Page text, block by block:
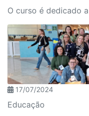
17/07/2024
Educação